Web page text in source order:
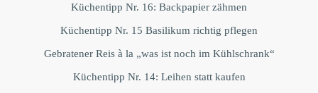
Küchentipp Nr. 16: Backpapier zähmen
Küchentipp Nr. 15 Basilikum richtig pflegen
Gebratener Reis à la „was ist noch im Kühlschrank“
Küchentipp Nr. 14: Leihen statt kaufen